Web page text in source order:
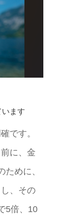
ます
です。
に、金
めに、
、その
5倍、10